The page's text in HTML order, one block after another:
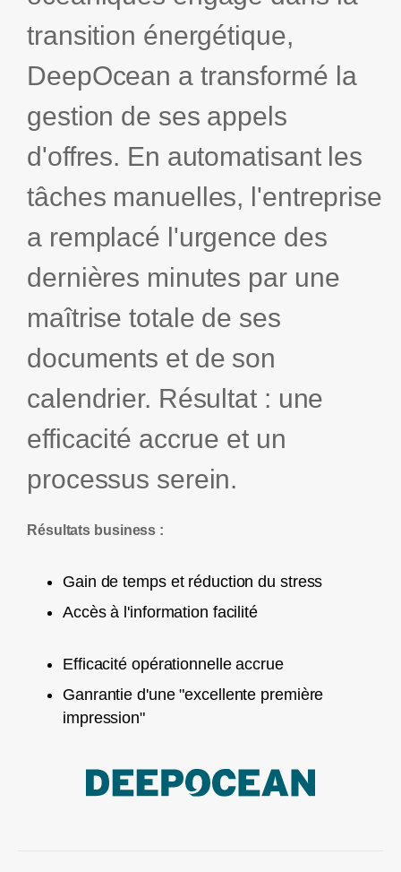
Questions & Réponses
Assurances
Services aux Entreprises
Management
Appels d'offres et
mémoires
Intelligence
Artificielle &
Automation
Xait
Xait en France
Carrières
DEMANDER UNE DÉMO
transition énergétique,
DeepOcean a transformé la
gestion de ses appels
d'offres. En automatisant les
tâches manuelles, l'entreprise
a remplacé l'urgence des
dernières minutes par une
maîtrise totale de ses
documents et de son
calendrier. Résultat : une
efficacité accrue et un
processus serein.
Résultats business :
Gain de temps et réduction du stress
Accès à l'information facilité
Efficacité opérationnelle accrue
Ganrantie d'une "excellente première
impression"